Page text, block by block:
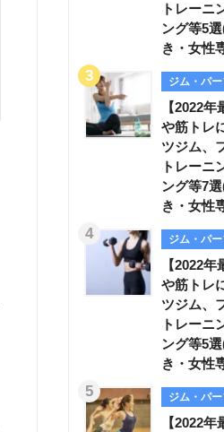
トレーニ
ング等5
き・女性
ジム・パ
【2022
や筋トレ
ツジム、
トレーニ
ング等7
き・女性
ジム・パ
【2022
や筋トレ
ツジム、
トレーニ
ング等5
き・女性
ジム・パ
【2022